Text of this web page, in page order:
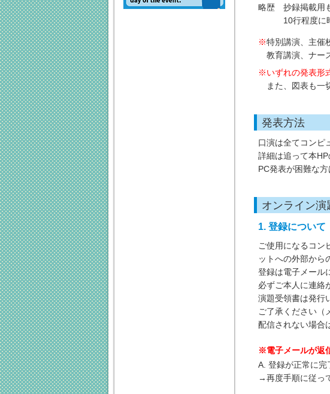
略歴 抄録掲載用
10行程度に時系
特別講演、主催
教育講演、ナー
いずれの発表形
また、図表も一
発表方法
口演は全てコンピ
詳細は追って本HP
PC発表が困難な方
オンライン演
1. 登録について
ご使用になるコン
ットへの外部から
登録は電子メール
必ずご本人に連絡
演題受領書は発行
ご了承ください（
配信されない場合
※電子メールが返
A. 登録が正常に完
→再度手順に従っ